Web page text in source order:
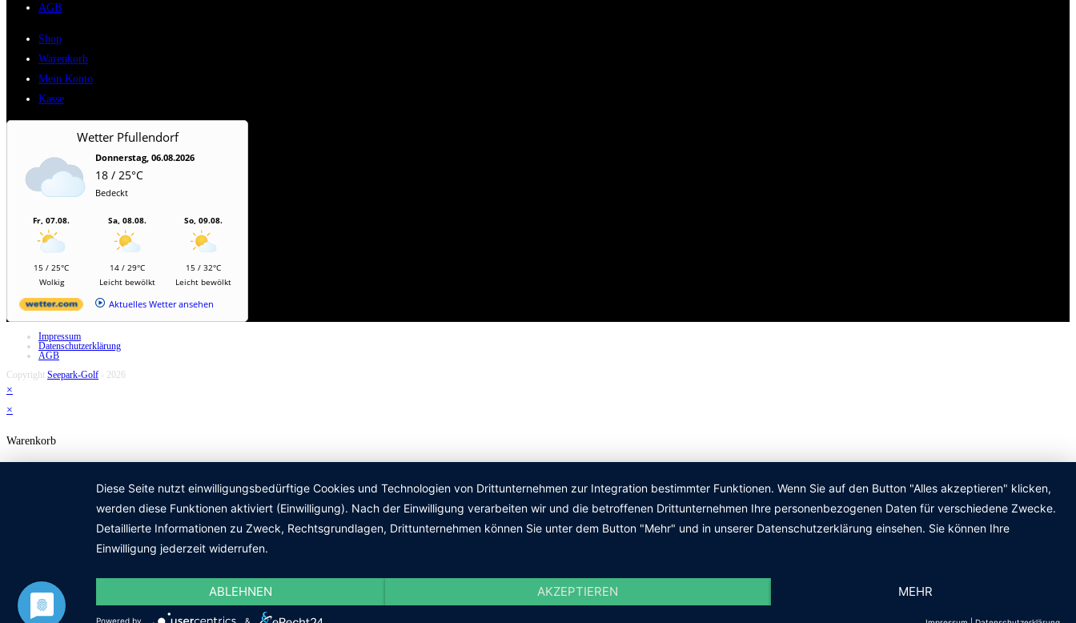
AGB
Shop
Warenkorb
Mein Konto
Kasse
Wetter Pfullendorf
Donnerstag, 06.08.2026
18 / 25°C
Bedeckt
Fr, 07.08.
15 / 25°C
Wolkig
Sa, 08.08.
14 / 29°C
Leicht bewölkt
So, 09.08.
15 / 32°C
Leicht bewölkt
Aktuelles Wetter ansehen
Impressum
Datenschutzerklärung
AGB
Copyright Seepark-Golf - 2026
×
×
Warenkorb
Diese Seite nutzt einwilligungsbedürftige Cookies und Technologien von Drittunternehmen zur Integration bestimmter Funktionen. Wenn Sie auf den Button "Alles akzeptieren" klicken,
werden diese Funktionen aktiviert (Einwilligung). Nach der Einwilligung verarbeiten wir und die betroffenen Drittunternehmen Ihre personenbezogenen Daten für verschiedene Zwecke.
Detaillierte Informationen zu Zweck, Rechtsgrundlagen, Drittunternehmen können Sie unter dem Button "Mehr" und in unserer Datenschutzerklärung einsehen. Sie können Ihre
Einwilligung jederzeit widerrufen.
ABLEHNEN AKZEPTIEREN MEHR
Powered by &